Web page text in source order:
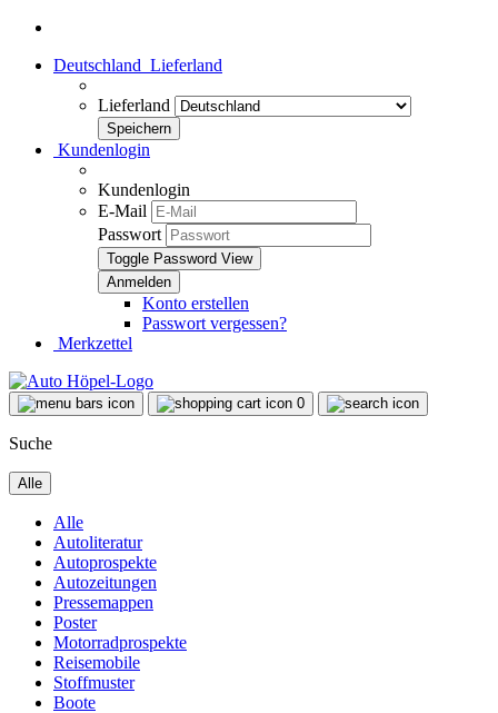
Deutschland Lieferland
Lieferland
Kundenlogin
Kundenlogin
E-Mail
Passwort
Toggle Password View
Konto erstellen
Passwort vergessen?
Merkzettel
0
Suche
Alle
Alle
Autoliteratur
Autoprospekte
Autozeitungen
Pressemappen
Poster
Motorradprospekte
Reisemobile
Stoffmuster
Boote